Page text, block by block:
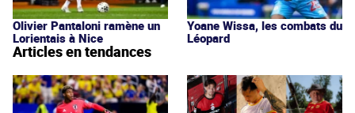
Olivier Pantaloni ramène un
Lorientais à Nice
Yoane Wissa, les combats du
Léopard
Articles en tendances